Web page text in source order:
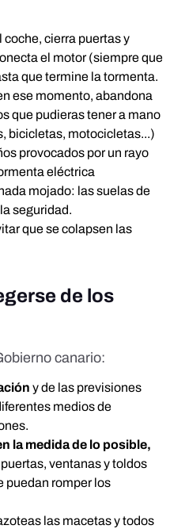
coche, cierra puertas y
el motor (siempre que
que termine la tormenta.
ese momento, abandona
que pudieras tener a mano
bicicletas, motocicletas...)
provocados por un rayo
eléctrica
mojado: las suelas de
seguridad.
que se colapsen las
de los
canario:
y de las previsiones
medios de
la medida de lo posible,
ventanas y toldos
puedan romper los
las macetas y todos